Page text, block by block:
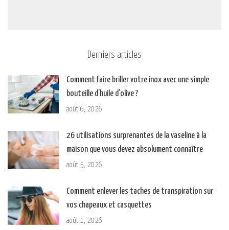
Derniers articles
Comment faire briller votre inox avec une simple
bouteille d’huile d’olive ?
août 6, 2026
26 utilisations surprenantes de la vaseline à la
maison que vous devez absolument connaître
août 5, 2026
Comment enlever les taches de transpiration sur
vos chapeaux et casquettes
août 1, 2026